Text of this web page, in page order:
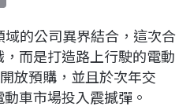
p
y
L
i
的公司異界結合，這次合
而是打造路上行駛的電動
放預購，並且於次年交
車市場投入震撼彈。